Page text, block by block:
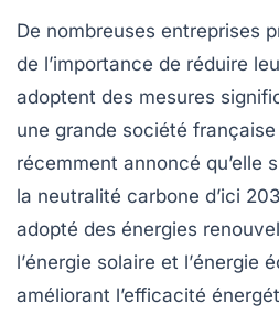
De nombreuses entreprises
de l’importance de réduire
adoptent des mesures
une grande société
récemment annoncé qu’elle
la neutralité carbone d’ici
adopté des énergies
l’énergie solaire et l’énergie
améliorant l’efficacité